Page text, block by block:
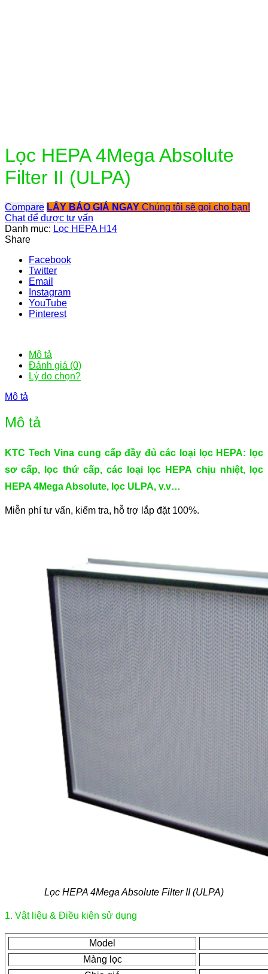
Lọc HEPA 4Mega Absolute
Filter II (ULPA)
Compare LẤY BÁO GIÁ NGAY Chúng tôi sẽ gọi cho bạn!
Chat để được tư vấn
Danh mục: Lọc HEPA H14
Share
Facebook
Twitter
Email
Instagram
YouTube
Pinterest
Mô tả
Đánh giá (0)
Lý do chọn?
Mô tả
Mô tả
KTC Tech Vina cung cấp đầy đủ các loại lọc HEPA: lọc
sơ cấp, lọc thứ cấp, các loại lọc HEPA chịu nhiệt, lọc
HEPA 4Mega Absolute, lọc ULPA, v.v…
Miễn phí tư vấn, kiểm tra, hỗ trợ lắp đặt 100%.
Lọc HEPA 4Mega Absolute Filter II (ULPA)
1. Vật liệu & Điều kiện sử dụng
Model
Màng lọc